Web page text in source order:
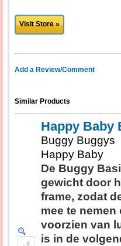
Visit Store »
Add a Review/Comment
Similar Products
Happy Baby
Buggy Buggys
Happy Baby
De Buggy
gewicht door
frame, zodat
mee te nemen
voorzien van
is in de